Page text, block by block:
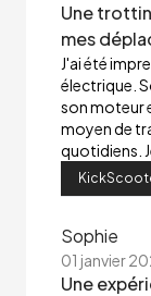
Une
mes
J'ai été
électrique.
son moteur
moyen de
quotidiens.
Sophie
01 janvier
Une